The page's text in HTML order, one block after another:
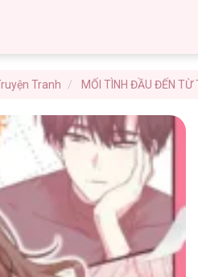
Tranh MỐI TÌNH ĐẦU ĐẾN TỪ